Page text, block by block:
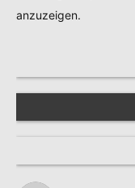
anzuzeigen.